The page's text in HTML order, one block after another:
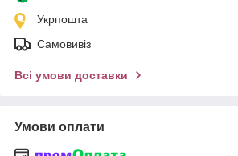
Укрпошта
Самовивіз
Всі умови доставки
Умови оплати